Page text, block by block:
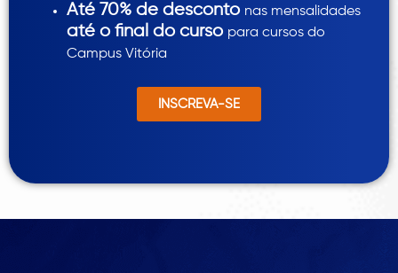
Até 70% de desconto nas mensalidades
até o final do curso para cursos do
Campus Vitória
INSCREVA-SE